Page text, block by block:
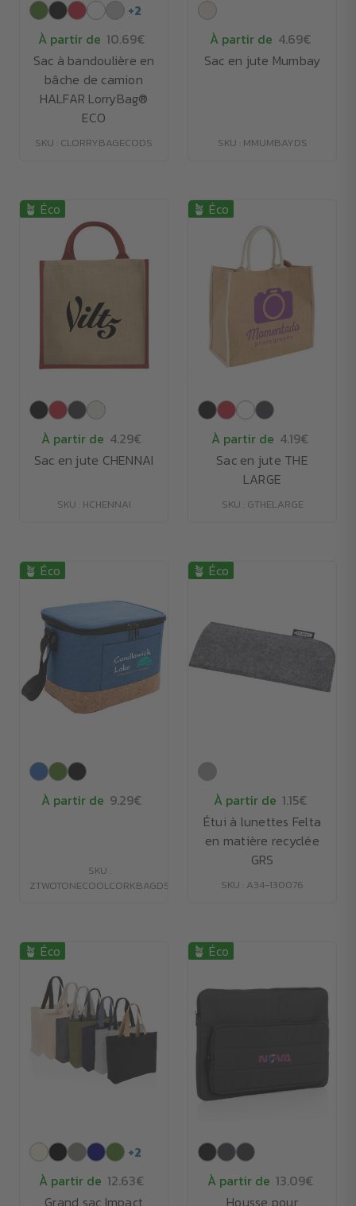
+2
À partir de 10.69€
Sac à bandoulière en
bâche de camion
HALFAR LorryBag®
ECO
SKU : CLORRYBAGECODS
À partir de 4.69€
Sac en jute Mumbay
SKU : MMUMBAYDS
🪴 Éco
À partir de 4.29€
Sac en jute CHENNAI
SKU : HCHENNAI
🪴 Éco
À partir de 4.19€
Sac en jute THE
LARGE
SKU : GTHELARGE
🪴 Éco
À partir de 9.29€
SKU :
ZTWOTONECOOLCORKBAGDS
🪴 Éco
À partir de 1.15€
Étui à lunettes Felta
en matière recyclée
GRS
SKU : A34-130076
🪴 Éco
+2
À partir de 12.63€
Grand sac Impact
🪴 Éco
À partir de 13.09€
Housse pour